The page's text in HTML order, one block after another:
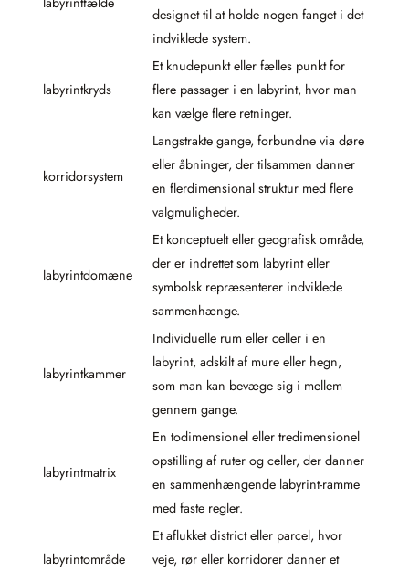
designet til at holde nogen fanget i det
indviklede system.
labyrintkryds
Et knudepunkt eller fælles punkt for
flere passager i en labyrint, hvor man
kan vælge flere retninger.
korridorsystem
Langstrakte gange, forbundne via døre
eller åbninger, der tilsammen danner
en flerdimensional struktur med flere
valgmuligheder.
labyrintdomæne
Et konceptuelt eller geografisk område,
der er indrettet som labyrint eller
symbolsk repræsenterer indviklede
sammenhænge.
labyrintkammer
Individuelle rum eller celler i en
labyrint, adskilt af mure eller hegn,
som man kan bevæge sig i mellem
gennem gange.
labyrintmatrix
En todimensionel eller tredimensionel
opstilling af ruter og celler, der danner
en sammenhængende labyrint-ramme
med faste regler.
labyrintområde
Et aflukket district eller parcel, hvor
veje, rør eller korridorer danner et